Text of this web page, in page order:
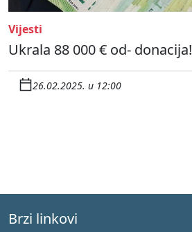
Vijesti
Ukrala 88 000 € od- donacija!
26.02.2025. u 12:00
Brzi linkovi